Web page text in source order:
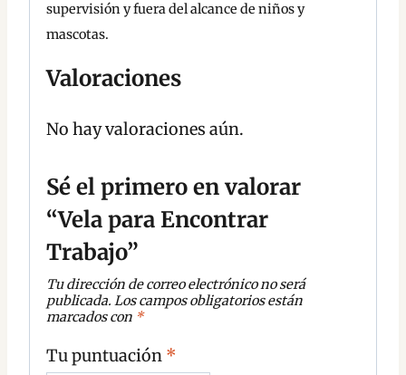
supervisión y fuera del alcance de niños y
mascotas.
Valoraciones
No hay valoraciones aún.
Sé el primero en valorar
“Vela para Encontrar
Trabajo”
Tu dirección de correo electrónico no será
publicada. Los campos obligatorios están
marcados con *
Tu puntuación *